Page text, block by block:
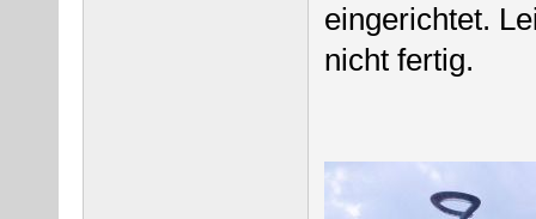
eingerichtet.
nicht fertig.